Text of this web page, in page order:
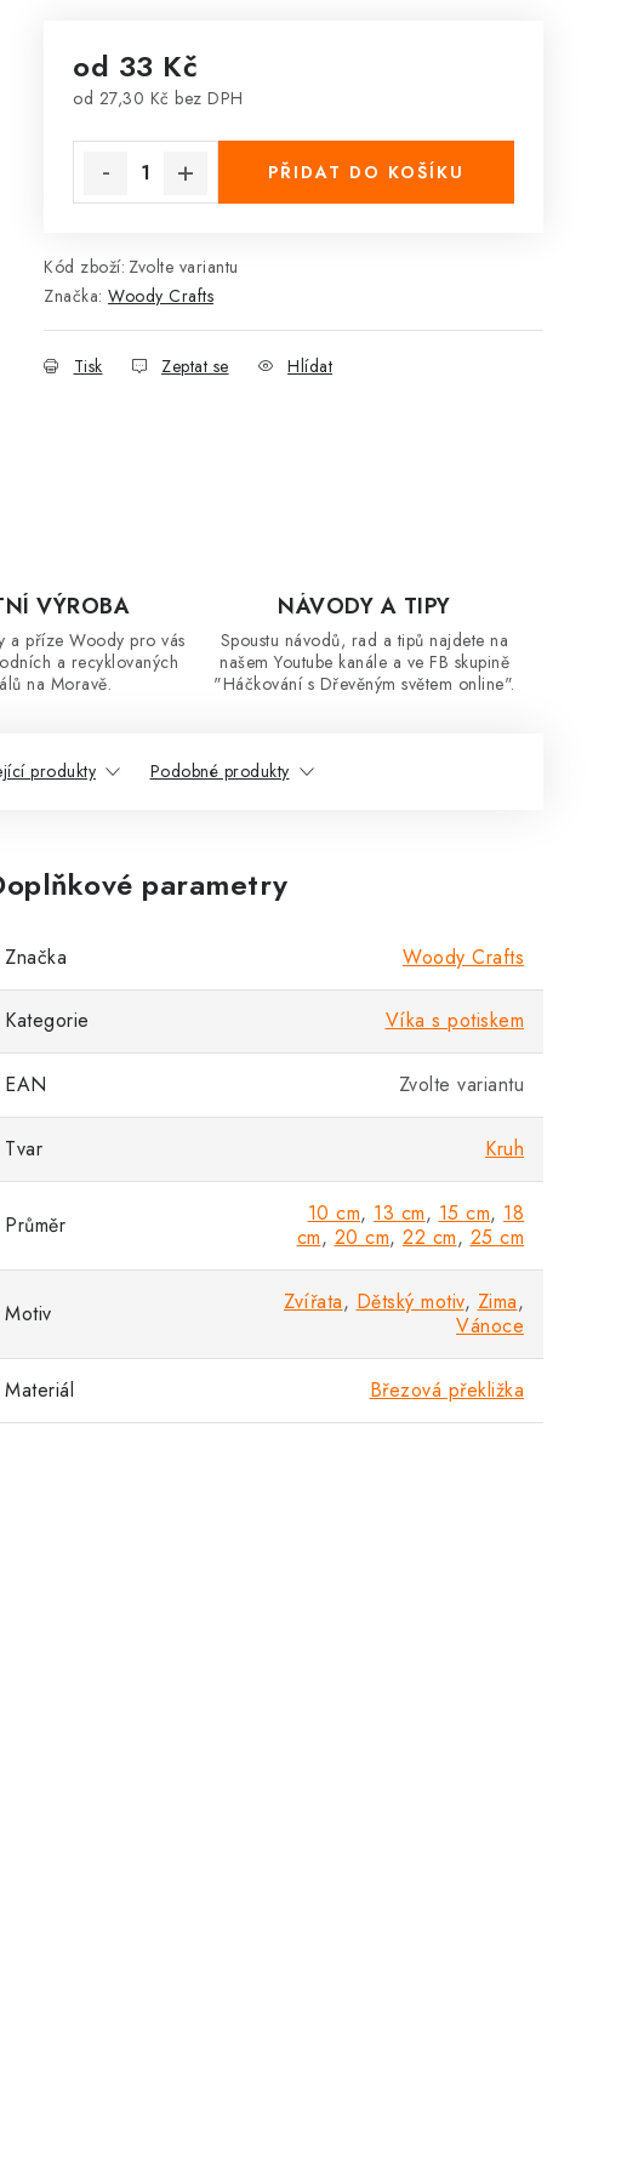
od 33 Kč
od 27,30 Kč bez DPH
PŘIDAT DO KOŠÍKU
Kód zboží: Zvolte variantu
Značka: Woody Crafts
Tisk Zeptat se Hlídat
VÝROBA
a příze Woody pro vás
a recyklovaných
na Moravě.
NÁVODY A TIPY
Spoustu návodů, rad a tipů najdete na
našem Youtube kanále a ve FB skupině
"Háčkování s Dřevěným světem online".
produkty Podobné produkty
parametry
Značka Woody Crafts
Kategorie Víka s potiskem
EAN Zvolte variantu
Tvar Kruh
Průměr 10 cm, 13 cm, 15 cm, 18
cm, 20 cm, 22 cm, 25 cm
Motiv Zvířata, Dětský motiv, Zima,
Vánoce
Materiál Březová překližka